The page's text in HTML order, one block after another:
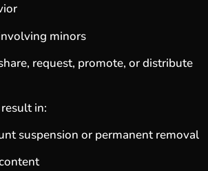
minors
request, promote, or distribute
in:
suspension or permanent removal